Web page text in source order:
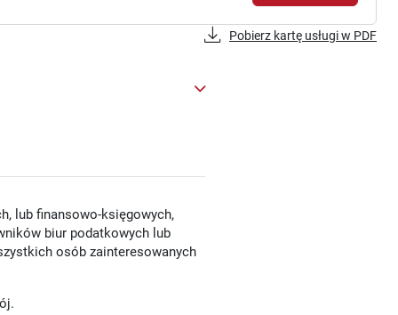
Pobierz kartę usługi w PDF
lub finansowo-księgowych,
biur podatkowych lub
osób zainteresowanych